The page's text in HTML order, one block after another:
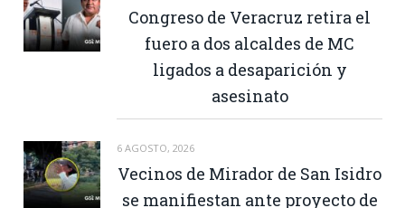
Congreso de Veracruz retira el
fuero a dos alcaldes de MC
ligados a desaparición y
asesinato
6 AGOSTO, 2026
Vecinos de Mirador de San Isidro
se manifiestan ante proyecto de